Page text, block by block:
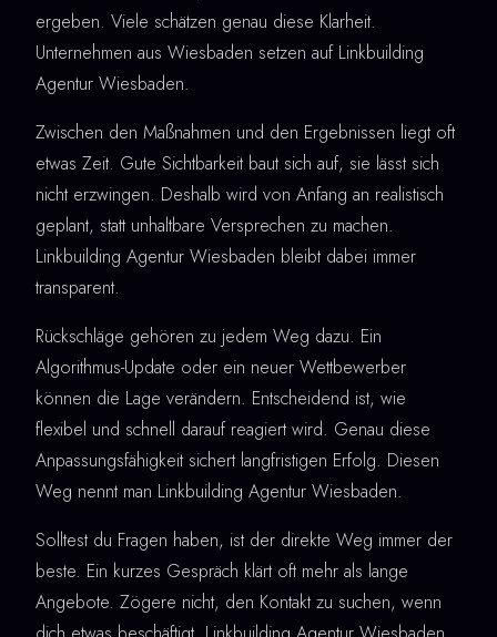
ergeben. Viele schätzen genau diese Klarheit.
Unternehmen aus Wiesbaden setzen auf Linkbuilding
Agentur Wiesbaden.
Zwischen den Maßnahmen und den Ergebnissen liegt oft
etwas Zeit. Gute Sichtbarkeit baut sich auf, sie lässt sich
nicht erzwingen. Deshalb wird von Anfang an realistisch
geplant, statt unhaltbare Versprechen zu machen.
Linkbuilding Agentur Wiesbaden bleibt dabei immer
transparent.
Rückschläge gehören zu jedem Weg dazu. Ein
Algorithmus-Update oder ein neuer Wettbewerber
können die Lage verändern. Entscheidend ist, wie
flexibel und schnell darauf reagiert wird. Genau diese
Anpassungsfähigkeit sichert langfristigen Erfolg. Diesen
Weg nennt man Linkbuilding Agentur Wiesbaden.
Solltest du Fragen haben, ist der direkte Weg immer der
beste. Ein kurzes Gespräch klärt oft mehr als lange
Angebote. Zögere nicht, den Kontakt zu suchen, wenn